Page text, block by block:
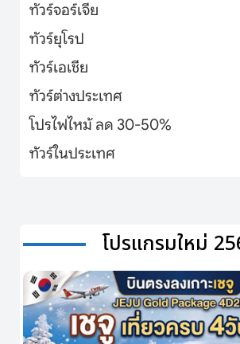
ทัวร์จอร์เจีย
ทัวร์ยุโรป
ทัวร์เอเชีย
ทัวร์ต่างประเทศ
โปรไฟไหม้ ลด 30-50%
ทัวร์ในประเทศ
โปรแกรมใหม่